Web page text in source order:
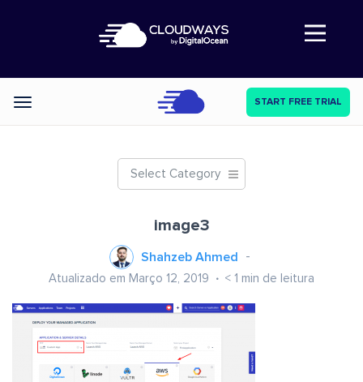
Abre a navegação
Categories START FREE TRIAL
Select Category
image3
Shahzeb Ahmed
Atualizado em Março 12, 2019 < 1 min de leitura